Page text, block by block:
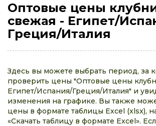
Оптовые цены
свежая - Египет/
Греция/Италия
Здесь вы можете выбрать период, за
проверить цены "Оптовые цены
Египет/Испания/Греция/Италия" и
изменения на графике. Вы также
цены в формате таблицы Excel (xlsx),
«Скачать таблицу в формате Excel».